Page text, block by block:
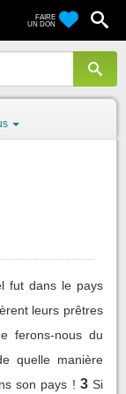
FAIRE
UN DON
fut dans le pays
leurs prêtres
ferons-nous du
quelle manière
son pays ! 3 Si